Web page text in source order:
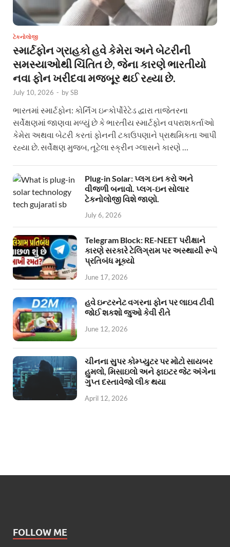
ટેકનોલોજી
સ્માર્ટફોન ગ્રાહકો હવે કેમેરા અને બેટરીની
સમસ્યાઓથી ચિંતિત છે, જેના કારણે ભારતીયો
નવા ફોન ખરીદવા મજબૂર થઈ રહ્યા છે.
July 10, 2026 - bySB
ભારતમાં સ્માર્ટફોન: કોર્નિંગ ઇન્કોર્પોરેટેડ દ્વારા તાજેતરના
સર્વેક્ષણમાં જાણવા મળ્યું છે કે ભારતીય સ્માર્ટફોન વપરાશકર્તાઓ
કેમેરા અથવા બેટરી કરતાં ફોનની ટકાઉપણાને પ્રાથમિકતા આપી
રહ્યા છે. સર્વેક્ષણ મુજબ, તૂટેલા સ્ક્રીન ગ્લાસને કારણે …
Plug-in Solar: પ્લગ ઇન કરો અને
વીજળી બનાવો. પ્લગ-ઇન સોલાર
ટેકનોલોજી વિશે જાણો.
July 6, 2026
Telegram Block: RE-NEET પરીક્ષાને
કારણે સરકારે ટેલિગ્રામ પર અસ્થાયી રૂપે
પ્રતિબંધ મૂક્યો
June 17, 2026
હવે ઇન્ટરનેટ વગરના ફોન પર લાઇવ ટીવી
જોઈ શકશો જુઓ કેવી રીતે
June 12, 2026
ચીનના સુપર કોમ્પ્યુટર પર મોટો સાયબર
હુમલો, મિસાઇલો અને ફાઇટર જેટ અંગેના
ગુપ્ત દસ્તાવેજો લીક થયા
April 12, 2026
FOLLOW ME